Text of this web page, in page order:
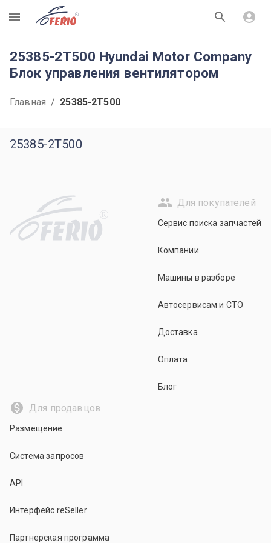
R
25385-2T500 Hyundai Motor Company
Блок управления вентилятором
Главная / 25385-2T500
25385-2T500
R
Для покупателей
Сервис поиска запчастей
Компании
Машины в разборе
Автосервисам и СТО
Доставка
Оплата
Блог
Для продавцов
Размещение
Система запросов
API
Интерфейс reSeller
Партнерская программа